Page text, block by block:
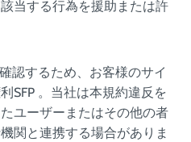
当する行為を援助または許
認するため、お客様のサイ
SFP 。当社は本規約違反を
ユーザーまたはその他の者
関と連携する場合がありま